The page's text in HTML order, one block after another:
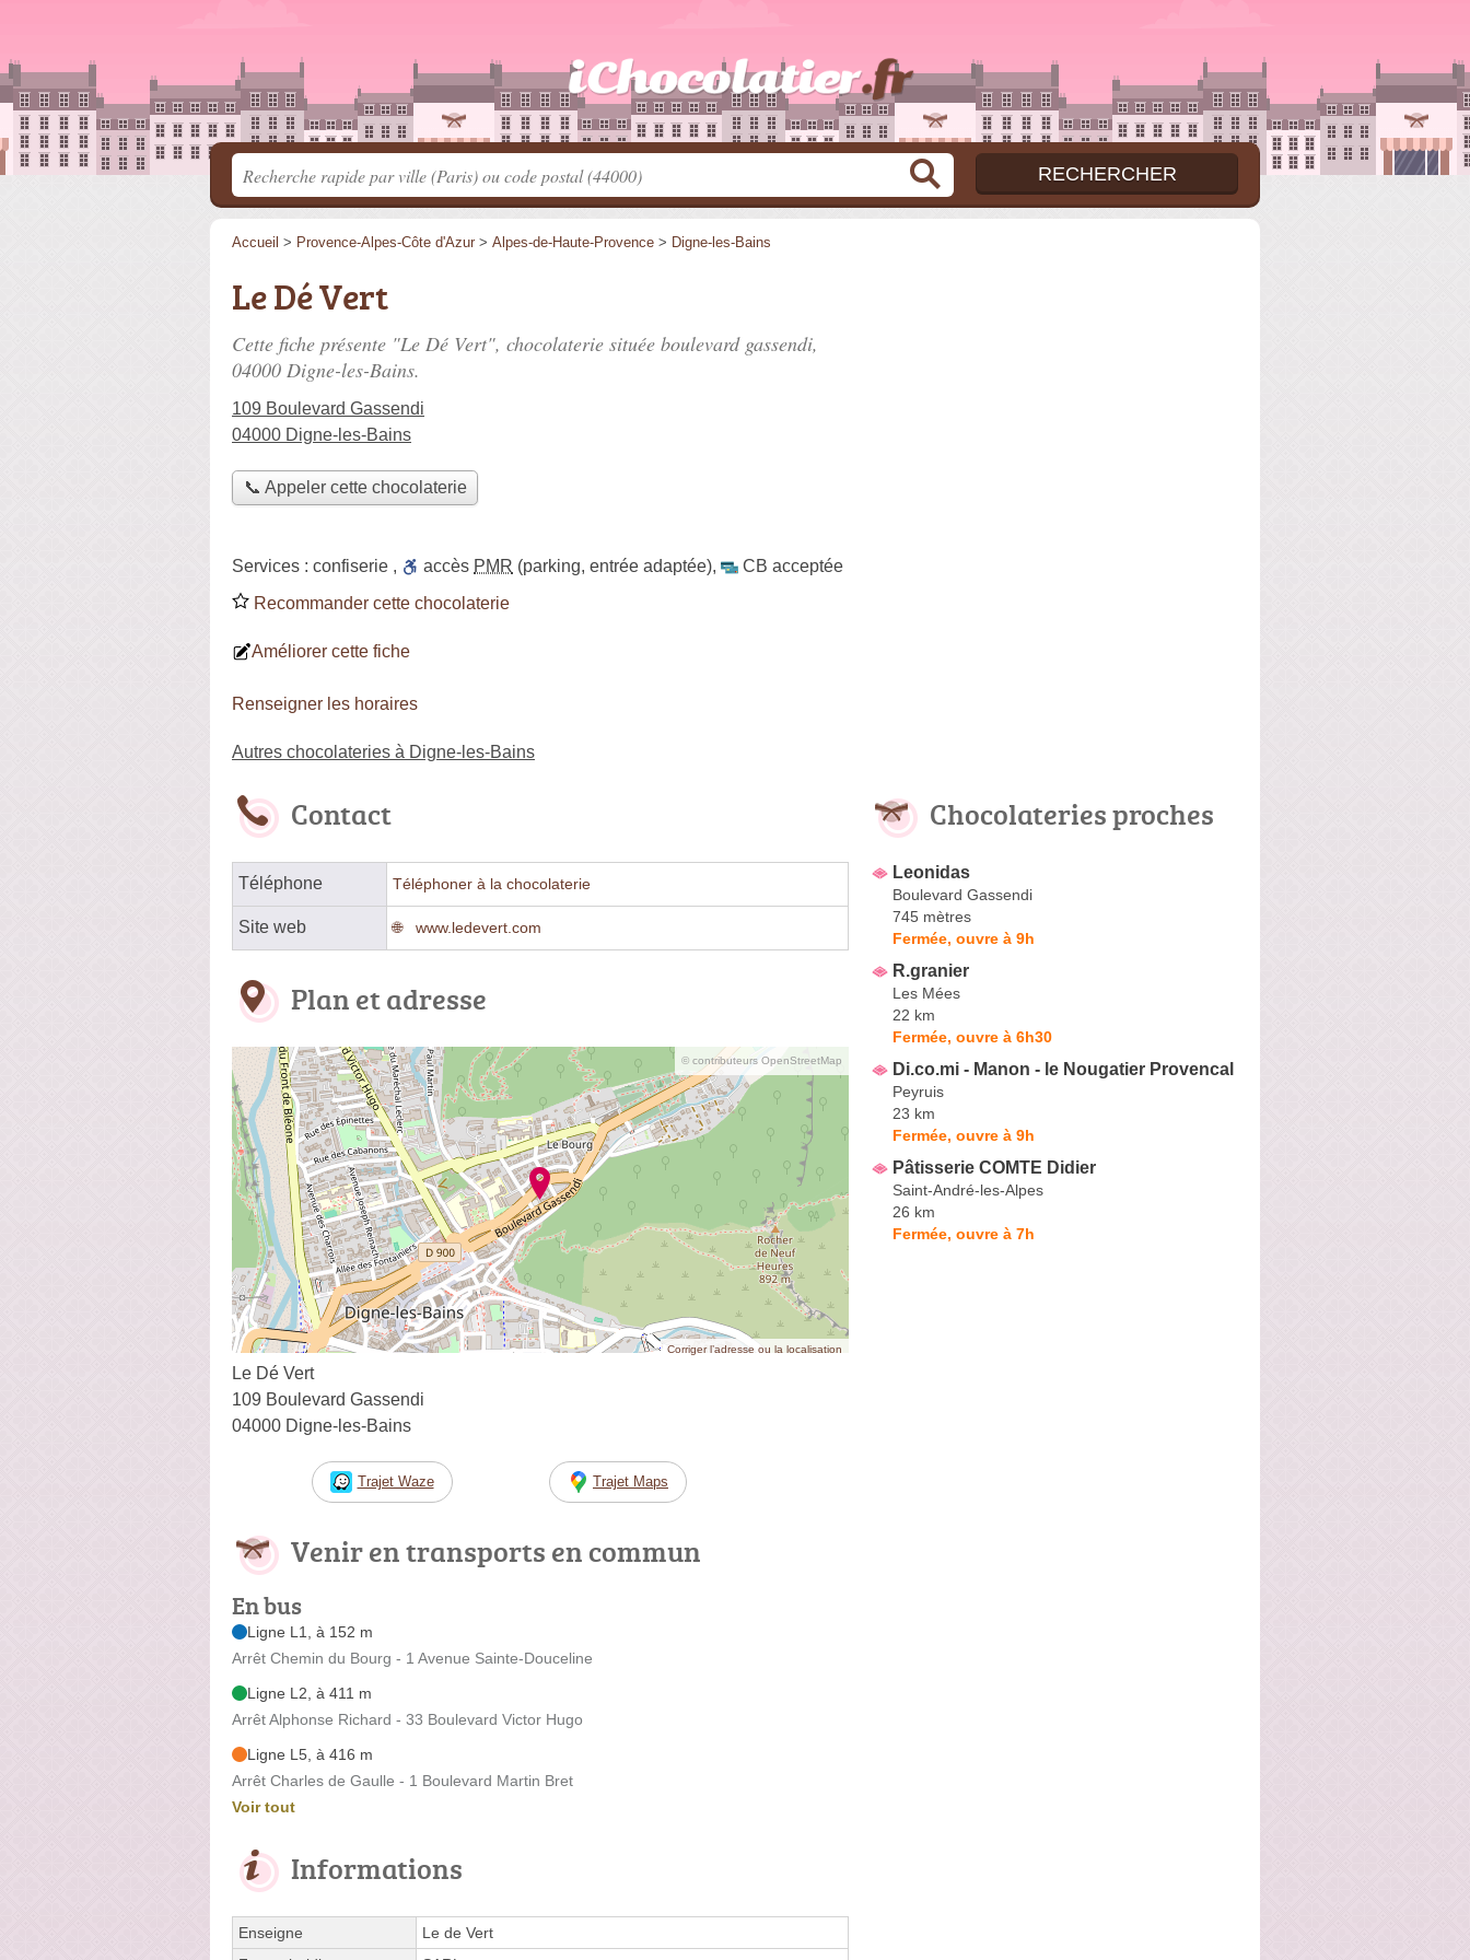
Accueil > Provence-Alpes-Côte d'Azur > Alpes-de-Haute-Provence > Digne-les-Bains
Le Dé Vert
Cette fiche présente "Le Dé Vert", chocolaterie située boulevard gassendi,
04000 Digne-les-Bains.
109 Boulevard Gassendi
04000 Digne-les-Bains
📞 Appeler cette chocolaterie
Services : confiserie , accès PMR (parking, entrée adaptée),
CB acceptée
Recommander cette chocolaterie
Améliorer cette fiche
Renseigner les horaires
Autres chocolateries à Digne-les-Bains
Contact
Téléphone Téléphoner à la chocolaterie
Site web www.ledevert.com
Plan et adresse
© contributeurs OpenStreetMap
Corriger l’adresse ou la localisation
Le Dé Vert
109 Boulevard Gassendi
04000 Digne-les-Bains
Trajet Waze Trajet Maps
Venir en transports en commun
En bus
Ligne L1, à 152 m
Arrêt Chemin du Bourg - 1 Avenue Sainte-Douceline
Ligne L2, à 411 m
Arrêt Alphonse Richard - 33 Boulevard Victor Hugo
Ligne L5, à 416 m
Arrêt Charles de Gaulle - 1 Boulevard Martin Bret
Voir tout
Informations
Enseigne
Le de Vert
Chocolateries proches
Leonidas
Boulevard Gassendi
745 mètres
Fermée, ouvre à 9h
R.granier
Les Mées
22 km
Fermée, ouvre à 6h30
Di.co.mi - Manon - le Nougatier Provencal
Peyruis
23 km
Fermée, ouvre à 9h
Pâtisserie COMTE Didier
Saint-André-les-Alpes
26 km
Fermée, ouvre à 7h